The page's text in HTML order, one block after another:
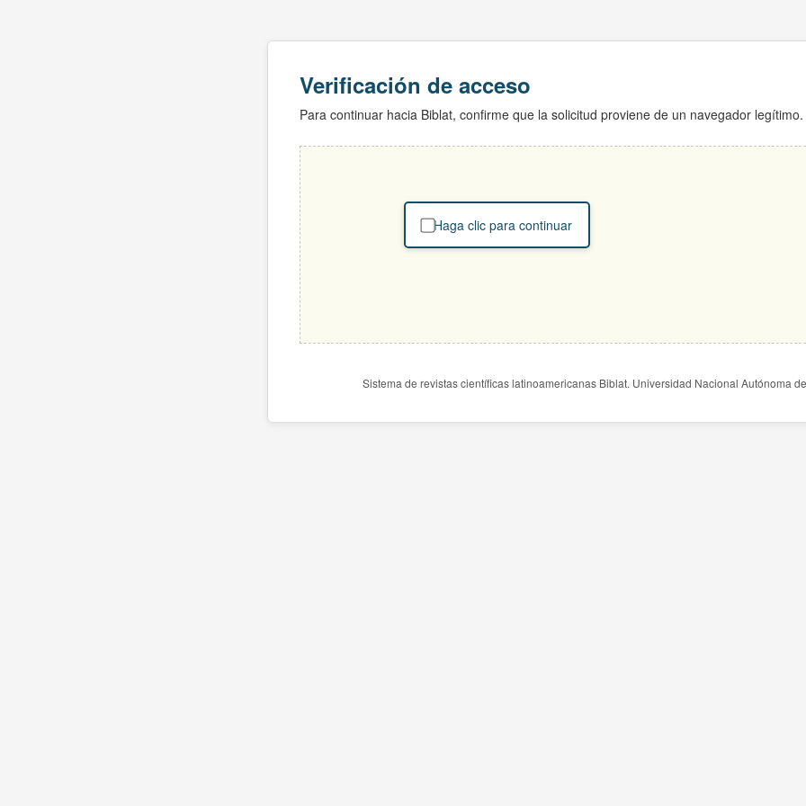
Verificación de acceso
Para continuar hacia Biblat, confirme que la solicitud proviene de un navegador legítimo.
Haga clic para continuar
Sistema de revistas científicas latinoamericanas Biblat. Universidad Nacional Autónoma